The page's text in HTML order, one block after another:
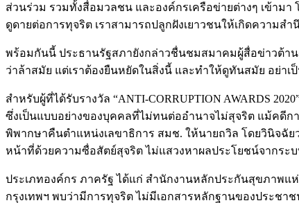
ส่วนร่วม รวมทั้งสื่อมวลชน และองค์กรเครือข่ายต่างๆ เข้าม
ดูดายต่อการทุจริต เราสามารถปลูกฝังเยาวชนให้เกิดความส
พร้อมกันนี้ ประธานรัฐสภายังกล่าวชื่นชมสมาคมผู้สื่อข่าวต้าน
ว่าล้าสมัย แต่เราต้องยืนหยัดในสิ่งนี้ และทำให้ดูทันสมัย อย่า
สำหรับผู้ที่ได้รับรางวัล “ANTI-CORRUPTION AWARDS
ซึ่งเป็นแบบอย่างของบุคคลที่ไม่ทนต่ออำนาจไม่สุจริต แม้คดีก
พิพากษาคืนตำแหน่งเลขาธิการ สมช. ให้นายถวิล โดยวินิจฉั
หน้าที่ด้วยความซื่อสัตย์สุจริต ไม่แสวงหาผลประโยชน์จากระ
ประเภทองค์กร ภาครัฐ ได้แก่ สำนักงานหลักประกันสุขภาพแ
กรุงเทพฯ พบว่ามีการทุจริต ไม่มีเอกสารหลักฐานของประชา